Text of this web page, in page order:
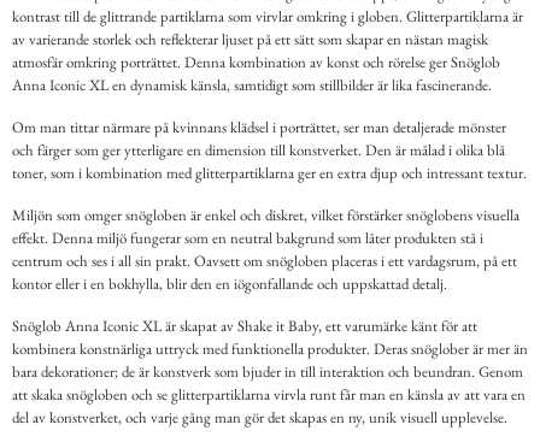
kontrast till de glittrande partiklarna som virvlar omkring i globen. Glitterpartiklarna är
av varierande storlek och reflekterar ljuset på ett sätt som skapar en nästan magisk
atmosfär omkring porträttet. Denna kombination av konst och rörelse ger Snöglob
Anna Iconic XL en dynamisk känsla, samtidigt som stillbilder är lika fascinerande.
Om man tittar närmare på kvinnans klädsel i porträttet, ser man detaljerade mönster
och färger som ger ytterligare en dimension till konstverket. Den är målad i olika blå
toner, som i kombination med glitterpartiklarna ger en extra djup och intressant textur.
Miljön som omger snögloben är enkel och diskret, vilket förstärker snöglobens visuella
effekt. Denna miljö fungerar som en neutral bakgrund som låter produkten stå i
centrum och ses i all sin prakt. Oavsett om snögloben placeras i ett vardagsrum, på ett
kontor eller i en bokhylla, blir den en iögonfallande och uppskattad detalj.
Snöglob Anna Iconic XL är skapat av Shake it Baby, ett varumärke känt för att
kombinera konstnärliga uttryck med funktionella produkter. Deras snöglober är mer än
bara dekorationer; de är konstverk som bjuder in till interaktion och beundran. Genom
att skaka snögloben och se glitterpartiklarna virvla runt får man en känsla av att vara en
del av konstverket, och varje gång man gör det skapas en ny, unik visuell upplevelse.